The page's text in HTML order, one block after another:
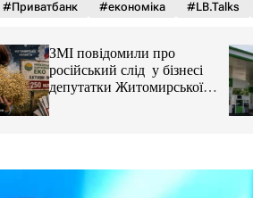
#Приватбанк #економіка #LB.Talks
ЗМІ повідомили про
російський слід у бізнесі
депутатки Житомирської
облради Ірини Костюшко
та чому можуть арештувати